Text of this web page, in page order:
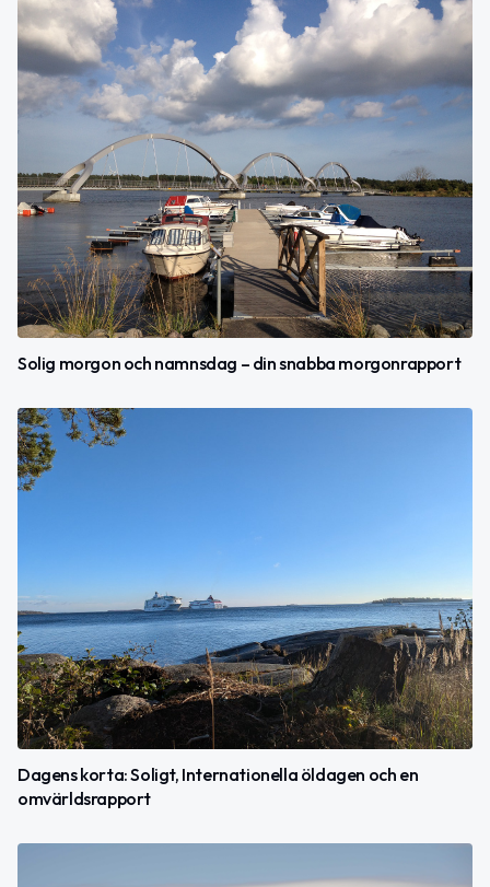
Solig morgon och namnsdag – din snabba morgonrapport
Dagens korta: Soligt, Internationella öldagen och en
omvärldsrapport